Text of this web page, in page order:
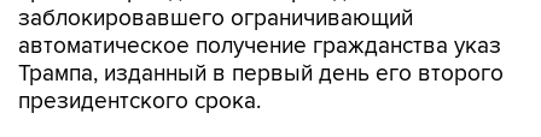
заблокировавшего ограничивающий
автоматическое получение гражданства указ
Трампа, изданный в первый день его второго
президентского срока.